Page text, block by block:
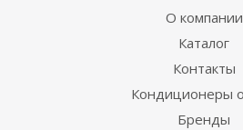
О компании
Каталог
Контакты
Кондиционеры
Бренды